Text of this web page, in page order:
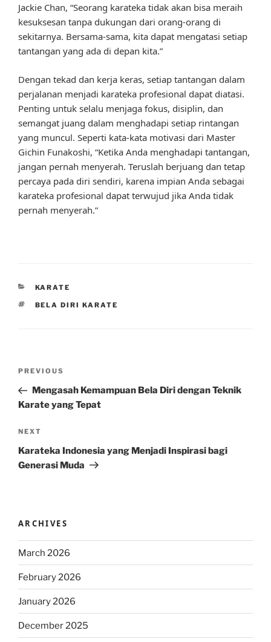
Jackie Chan, “Seorang karateka tidak akan bisa meraih
kesuksesan tanpa dukungan dari orang-orang di
sekitarnya. Bersama-sama, kita dapat mengatasi setiap
tantangan yang ada di depan kita.”
Dengan tekad dan kerja keras, setiap tantangan dalam
perjalanan menjadi karateka profesional dapat diatasi.
Penting untuk selalu menjaga fokus, disiplin, dan
semangat juang dalam menghadapi setiap rintangan
yang muncul. Seperti kata-kata motivasi dari Master
Gichin Funakoshi, “Ketika Anda menghadapi tantangan,
jangan pernah menyerah. Teruslah berjuang dan tetap
percaya pada diri sendiri, karena impian Anda sebagai
karateka profesional dapat terwujud jika Anda tidak
pernah menyerah.”
CATEGORIES
KARATE
TAGS
BELA DIRI KARATE
Previous
Post
PREVIOUS
Mengasah Kemampuan Bela Diri dengan Teknik
Karate yang Tepat
Next
Post
NEXT
Karateka Indonesia yang Menjadi Inspirasi bagi
Generasi Muda
ARCHIVES
March 2026
February 2026
January 2026
December 2025